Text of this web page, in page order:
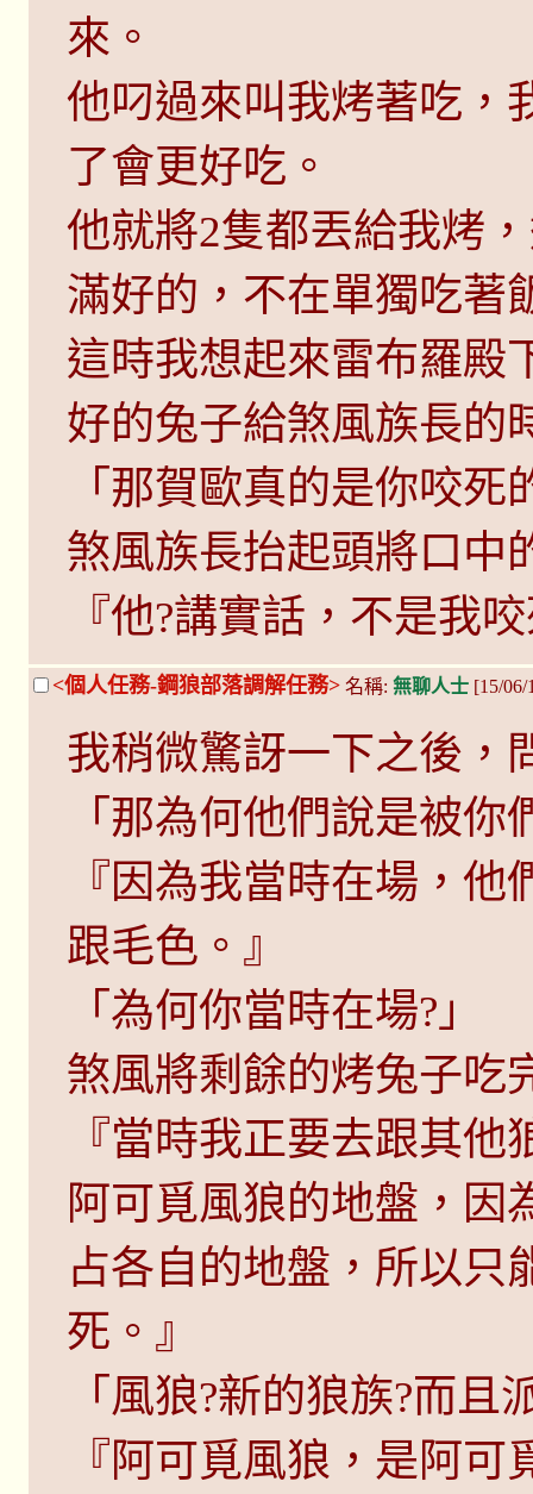
來。
他叼過來叫我烤著吃，
了會更好吃。
他就將2隻都丟給我烤
滿好的，不在單獨吃著
這時我想起來雷布羅殿
好的兔子給煞風族長的
「那賀歐真的是你咬死
煞風族長抬起頭將口中
『他?講實話，不是我
<個人任務-鋼狼部落調解任務> 名稱: 無聊人士 [15/
我稍微驚訝一下之後，
「那為何他們說是被你
『因為我當時在場，
跟毛色。』
「為何你當時在場?」
煞風將剩餘的烤兔子吃
『當時我正要去跟其
阿可覓風狼的地盤，因
占各自的地盤，所以只
死。』
「風狼?新的狼族?而
『阿可覓風狼，是阿